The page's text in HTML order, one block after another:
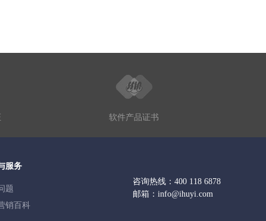
软件产品证书
服务
题
销百科
咨询热线： 400 118 6878
邮箱： info@ihuyi.com